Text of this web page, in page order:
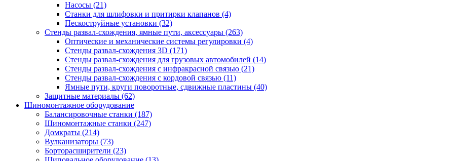
Насосы (21)
Станки для шлифовки и притирки клапанов (4)
Пескоструйные установки (32)
Стенды развал-схождения, ямные пути, аксессуары (263)
Оптические и механические системы регулировки (4)
Стенды развал-схождения 3D (171)
Стенды развал-схождения для грузовых автомобилей (14)
Стенды развал-схождения с инфракрасной связью (21)
Стенды развал-схождения с кордовой связью (11)
Ямные пути, круги поворотные, сдвижные пластины (40)
Защитные материалы (62)
Шиномонтажное оборудование
Балансировочные станки (187)
Шиномонтажные станки (247)
Домкраты (214)
Вулканизаторы (73)
Борторасширители (23)